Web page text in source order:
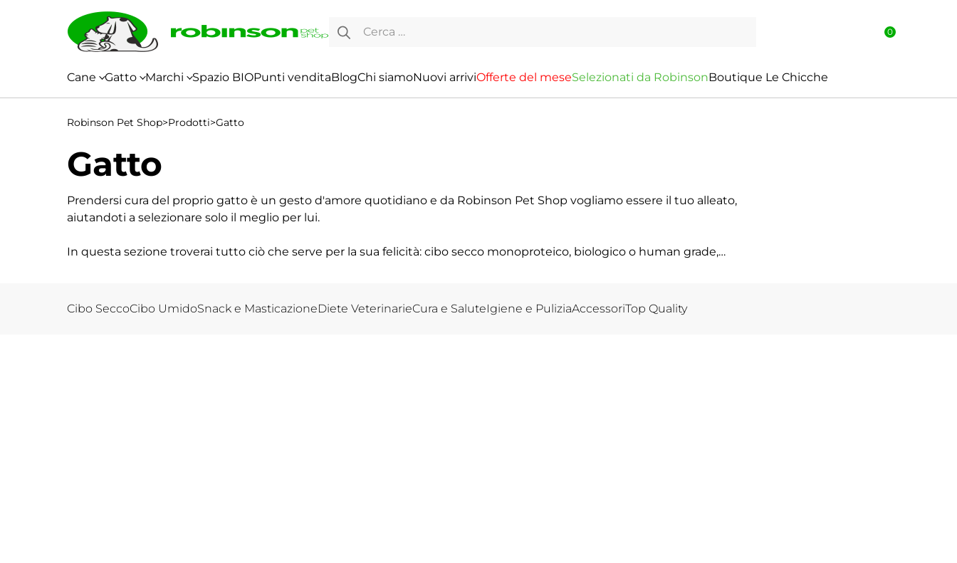
Ricerca per:
0
Cane
Secco
Veterinarie
Mini
Umido
e
Quality
Masticazione
e
Gatto
Secco
Umido
Masticazione
Veterinarie
e
e
Quality
Marchi Spazio BIOPunti venditaBlogChi siamoNuovi arriviOfferte del meseSelezionati da RobinsonBoutique Le Chicche
Robinson Pet Shop>Prodotti>Gatto
Gatto
Prendersi cura del proprio gatto è un gesto d'amore quotidiano e da Robinson Pet Shop vogliamo essere il tuo alleato,
aiutandoti a selezionare solo il meglio per lui.
In questa sezione troverai tutto ciò che serve per la sua felicità: cibo secco monoproteico, biologico o human grade,
Per la sua cura quotidiana, abbiamo i migliori prodotti per l'igiene e la pulizia, gustosi snack e un'ampia gamma di accessori
Cibo SeccoCibo UmidoSnack e MasticazioneDiete VeterinarieCura e SaluteIgiene e PuliziaAccessoriTop Quality